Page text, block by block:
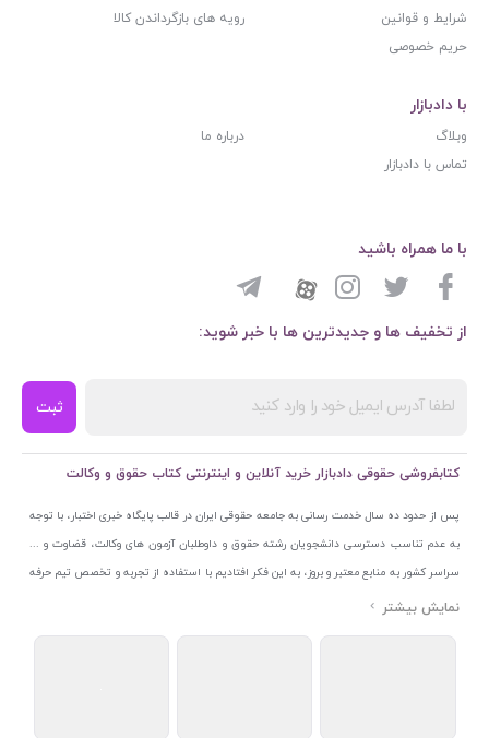
شرایط و قوانین
رویه های بازگرداندن کالا
حریم خصوصی
با دادبازار
وبلاگ
درباره ما
تماس با دادبازار
از تخفیف ها و جدیدترین ها با خبر شوید:
ثبت
با ما همراه باشید
کتابفروشی حقوقی دادبازار خرید آنلاین و اینترنتی کتاب حقوق و وکالت
پس از حدود ده سال خدمت رسانی به جامعه حقوقی ایران در قالب پایگاه خبری اختبار، با توجه
به عدم تناسب دسترسی دانشجویان رشته حقوق و داوطلبان آزمون های وکالت، قضاوت و ...
سراسر کشور به منابع معتبر و بروز، به این فکر افتادیم با استفاده از تجربه و تخصص تیم حرفه
ای اختبار خدمتی جدید به جامعه حقوقی ایران ارائه کنیم. به این منظور با راه اندازی و تجهیز